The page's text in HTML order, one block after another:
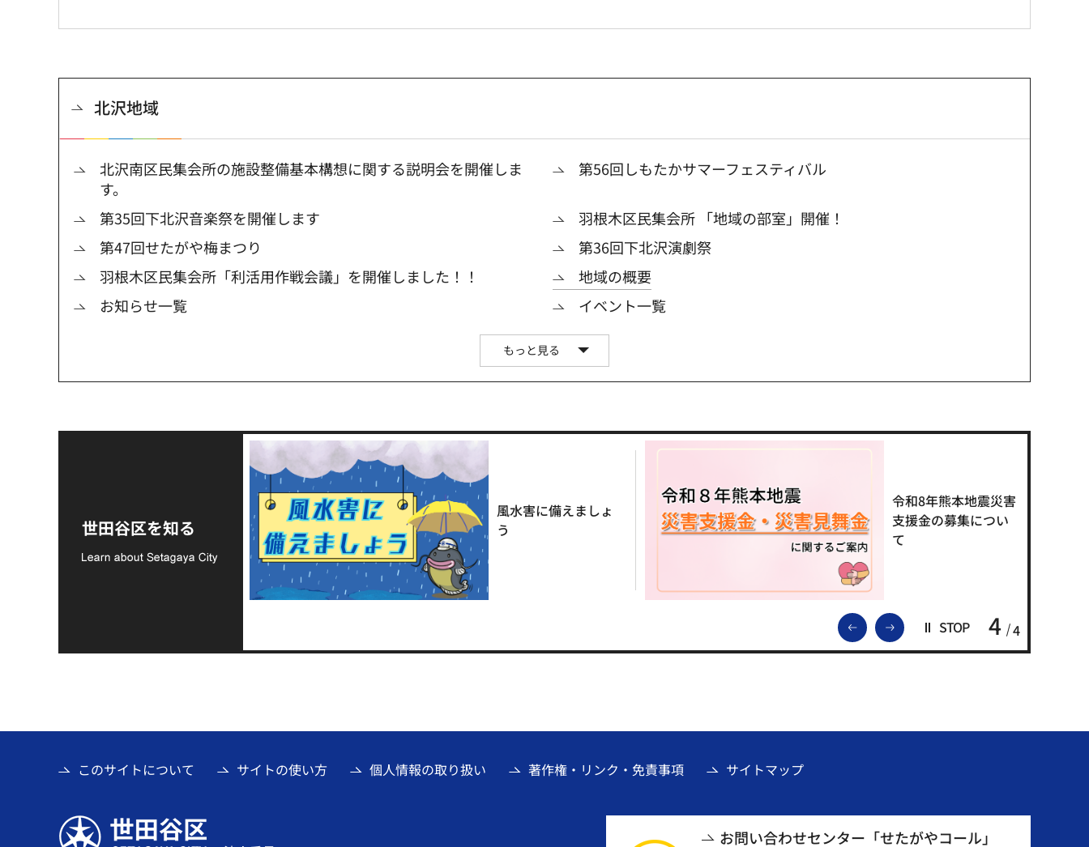
北沢地域
北沢南区民集会所の施設整備基本構想に関する説明会を開催しま
す。
第56回しもたかサマーフェスティバル
第35回下北沢音楽祭を開催します
羽根木区民集会所 「地域の部室」開催！
第47回せたがや梅まつり
第36回下北沢演劇祭
羽根木区民集会所「利活用作戦会議」を開催しました！！
地域の概要
お知らせ一覧
イベント一覧
もっと見る
世田谷区を知る
前のスライドを表示
次のスライドを表示
STOP 1 4
う
令和8年熊本地震災害
支援金の募集につい
て
高に負けるな！せた
がやくらし応援キャ
ンペーン第2弾（最大
10％ポイント還
このサイトについて サイトの使い方 個人情報の取り扱い 著作権・リンク・免責事項 サイトマップ
世田谷区 お問い合わせセンター「せたがやコール」